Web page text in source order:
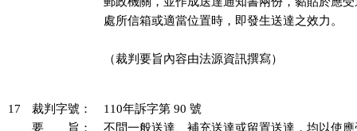
處所信箱或適當位置時，即發生送達之效力。
（裁判要旨內容由法源資訊撰寫）
17 裁判字號：
110年訴字第 90 號
要 旨：
不問一般送達、補充送達或留置送達，均以使